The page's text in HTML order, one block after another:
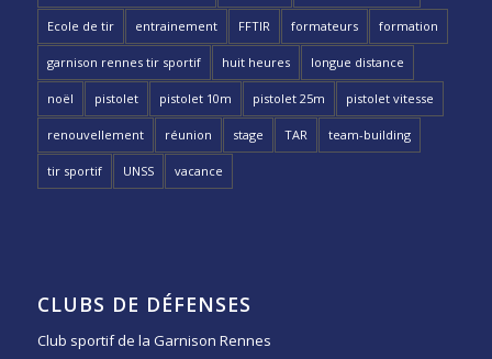
Ecole de tir entrainement FFTIR formateurs formation
garnison rennes tir sportif huit heures longue distance
noël pistolet pistolet 10m pistolet 25m pistolet vitesse
renouvellement réunion stage TAR team-building
tir sportif UNSS vacance
CLUBS DE DÉFENSES
Club sportif de la Garnison Rennes